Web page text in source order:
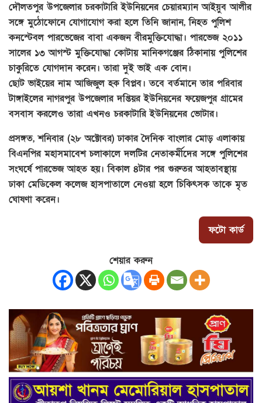
দৌলতপুর উপজেলার চরকাটারি ইউনিয়নের চেয়ারম্যান আইয়ুব আলীর
সঙ্গে মুঠোফোনে যোগাযোগ করা হলে তিনি জানান, নিহত পুলিশ
কনস্টেবল পারভেজের বাবা একজন বীরমুক্তিযোদ্ধা। পারভেজ ২০১১
সালের ১৩ আগস্ট মুক্তিযোদ্ধা কোটায় মানিকগঞ্জের ঠিকানায় পুলিশের
চাকুরিতে যোগদান করেন। তারা দুই ভাই এক বোন।
ছোট ভাইয়ের নাম আজিজুল হক বিপ্লব। তবে বর্তমানে তার পরিবার
টাঙ্গাইলের নাগরপুর উপজেলার দপ্তিয়র ইউনিয়নের ফয়েজপুর গ্রামের
বসবাস করলেও তারা এখনও চরকাটারি ইউনিয়নের ভোটার।
প্রসঙ্গত, শনিবার (২৮ অক্টোবর) ঢাকার দৈনিক বাংলার মোড় এলাকায়
বিএনপির মহাসমাবেশ চলাকালে দলটির নেতাকর্মীদের সঙ্গে পুলিশের
সংঘর্ষে পারভেজ আহত হয়। বিকাল ৪টার পর গুরুতর আহতাবস্থায়
ঢাকা মেডিকেল কলেজ হাসপাতালে নেওয়া হলে চিকিৎসক তাকে মৃত
ঘোষণা করেন।
ফটো কার্ড
শেয়ার করুন